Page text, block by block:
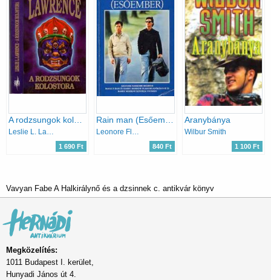
Leslie L. Lawrence
1 690 Ft
Leonore Fleischer
840 Ft
Aranybánya
Wilbur Smith
1 100 Ft
Vavyan Fabe A Halkirálynő és a dzsinnek c. antikvár könyv
Megközelítés:
1011 Budapest I. kerület,
Hunyadi János út 4.